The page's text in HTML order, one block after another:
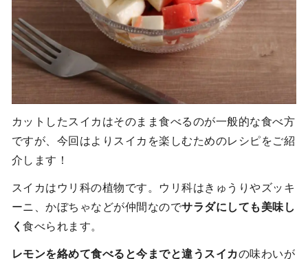
カットしたスイカはそのまま食べるのが一般的な食べ方
ですが、今回はよりスイカを楽しむためのレシピをご紹
介します！
スイカはウリ科の植物です。ウリ科はきゅうりやズッキ
ーニ、かぼちゃなどが仲間なのでサラダにしても美味し
く食べられます。
レモンを絡めて食べると今までと違うスイカの味わいが